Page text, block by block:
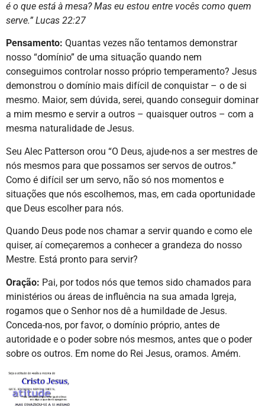
é o que está à mesa? Mas eu estou entre vocês como quem
serve.” Lucas 22:27
Pensamento: Quantas vezes não tentamos demonstrar
nosso “domínio” de uma situação quando nem
conseguimos controlar nosso próprio temperamento? Jesus
demonstrou o domínio mais difícil de conquistar – o de si
mesmo. Maior, sem dúvida, serei, quando conseguir dominar
a mim mesmo e servir a outros – quaisquer outros – com a
mesma naturalidade de Jesus.
Seu Alec Patterson orou “O Deus, ajude-nos a ser mestres de
nós mesmos para que possamos ser servos de outros.”
Como é difícil ser um servo, não só nos momentos e
situações que nós escolhemos, mas, em cada oportunidade
que Deus escolher para nós.
Quando Deus pode nos chamar a servir quando e como ele
quiser, aí começaremos a conhecer a grandeza do nosso
Mestre. Está pronto para servir?
Oração: Pai, por todos nós que temos sido chamados para
ministérios ou áreas de influência na sua amada Igreja,
rogamos que o Senhor nos dê a humildade de Jesus.
Conceda-nos, por favor, o domínio próprio, antes de
autoridade e o poder sobre nós mesmos, antes que o poder
sobre os outros. Em nome do Rei Jesus, oramos. Amém.